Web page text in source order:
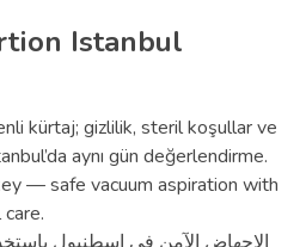
Istanbul
kürtaj; gizlilik, steril koşullar ve
aynı gün değerlendirme.
— safe vacuum aspiration with